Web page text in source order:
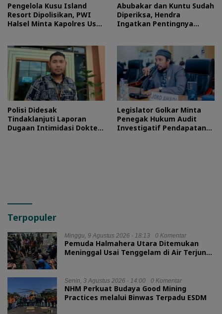
Pengelola Kusu Island
Resort Dipolisikan, PWI
Halsel Minta Kapolres Usut
Abubakar dan Kuntu Sudah
Diperiksa, Hendra
Ingatkan Pentingnya
Polisi Didesak
Tindaklanjuti Laporan
Dugaan Intimidasi Dokter
Legislator Golkar Minta
Penegak Hukum Audit
Investigatif Pendapatan
Terpopuler
Minggu, 9 Agustus 2026 - 18:13 0 Komentar
Pemuda Halmahera Utara Ditemukan
Meninggal Usai Tenggelam di Air Terjun
Senin, 3 Agustus 2026 - 14:00 0 Komentar
NHM Perkuat Budaya Good Mining
Practices melalui Binwas Terpadu ESDM